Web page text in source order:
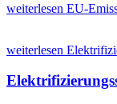
weiterlesen EU-
weiterlesen